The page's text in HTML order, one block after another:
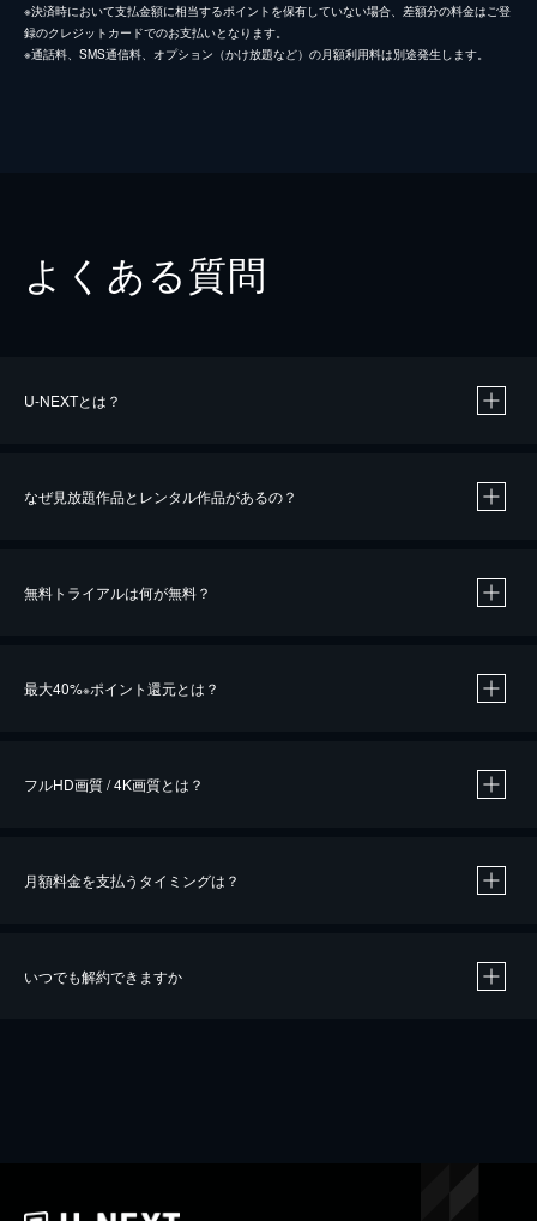
※決済時において支払金額に相当するポイントを保有していない場合、差額分の料金はご登
録のクレジットカードでのお支払いとなります。
※通話料、SMS通信料、オプション（かけ放題など）の月額利用料は別途発生します。
よくある質問
U-NEXTとは？
なぜ見放題作品とレンタル作品があるの？
無料トライアルは何が無料？
最大40%※ポイント還元とは？
※40％ポイント還元の対象は、クレジットカード決済による作品の購入 / レンタルです。
iOSアプリのUコイン決済による作品の購入 / レンタルは、20％のポイント還元です。
フルHD画質 / 4K画質とは？
月額料金を支払うタイミングは？
いつでも解約できますか